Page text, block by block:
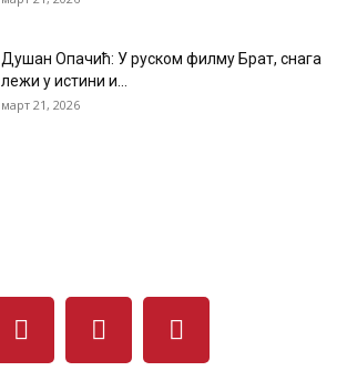
Душан Опачић: У руском филму Брат, снага
лежи у истини и...
март 21, 2026